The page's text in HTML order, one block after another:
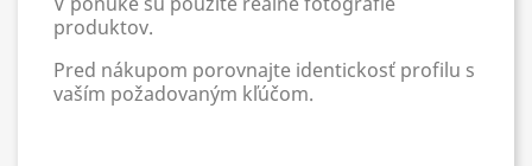
produktov.
Pred nákupom porovnajte identickosť profilu s
vaším požadovaným kľúčom.